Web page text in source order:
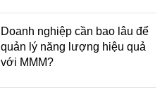
Doanh nghiệp cần bao lâu để
quản lý năng lượng hiệu quả
với MMM?